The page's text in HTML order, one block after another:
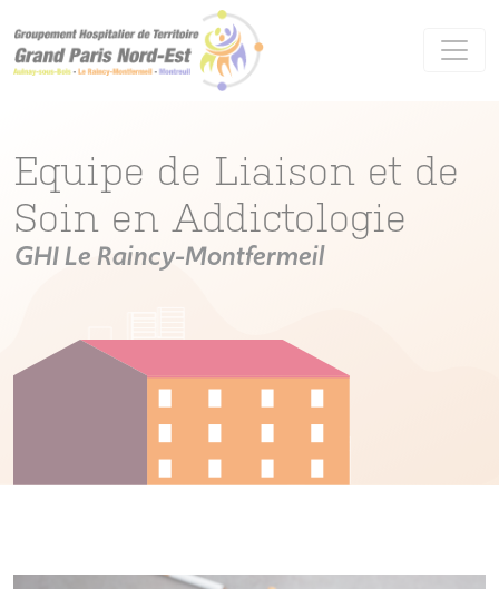
Equipe de Liaison et de
Soin en Addictologie
GHI Le Raincy-Montfermeil
Panneau de gestion des cookies